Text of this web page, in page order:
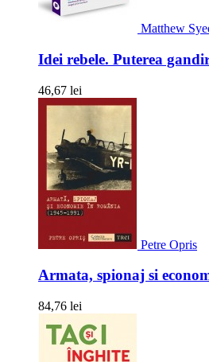
Matthew
Idei rebele. Puterea
46,67 lei
Petre Opris
Armata, spionaj si
84,76 lei